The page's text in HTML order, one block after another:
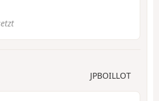
JPBOILLOT